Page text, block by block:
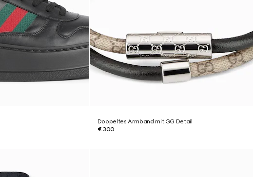
Doppeltes Armband mit GG Detail
€ 300